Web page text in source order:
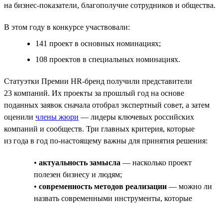
на бизнес-показатели, благополучие сотрудников и общества.
В этом году в конкурсе участвовали:
141 проект в основных номинациях;
108 проектов в специальных номинациях.
Статуэтки Премии HR-бренд получили представители
23 компаний. Их проекты за прошлый год на основе
поданных заявок сначала отобрал экспертный совет, а затем
оценили члены жюри — лидеры ключевых российских
компаний и сообществ. Три главных критерия, которые
из года в год по-настоящему важны для принятия решения:
• актуальность замысла — насколько проект
полезен бизнесу и людям;
• современность методов реализации — можно ли
назвать современными инструменты, которые